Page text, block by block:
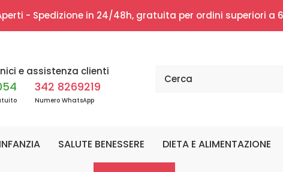
- Spedizione in 24/48h, gratuita per ordini superiori a
e assistenza clienti
342 8269219
Numero WhatsApp
SALUTE BENESSERE DIETA E ALIMENTAZIONE